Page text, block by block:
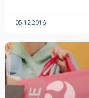
05.12.2016